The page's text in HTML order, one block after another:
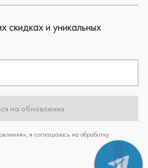
скидках и уникальных
на обновления
я соглашаюсь на обработку